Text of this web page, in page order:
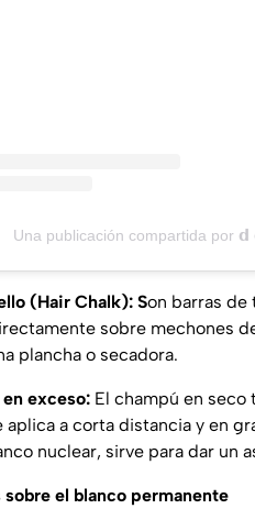
Una publicación compartida
(Hair Chalk): Son barras de
sobre mechones
plancha o secadora.
exceso: El champú en
aplica a corta distancia y en
nuclear, sirve para dar un
el blanco permanente